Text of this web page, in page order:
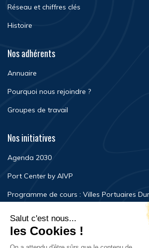
Réseau et chiffres clés
Histoire
Nos adhérents
Annuaire
Pourquoi nous rejoindre ?
Groupes de travail
Nos initiatives
Agenda 2030
Port Center by AIVP
Programme de cours : Villes Portuaires
Newsroom
Événements